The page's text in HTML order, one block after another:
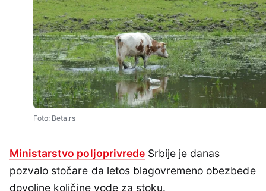
Foto: Beta.rs
Ministarstvo poljoprivredeSrbije je danas
pozvalo stočare da letos blagovremeno obezbede
dovoljne količine vode za stoku.